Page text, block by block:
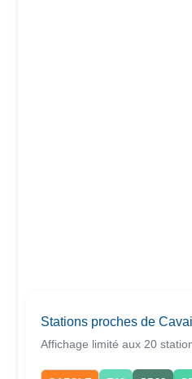
Stations proches de
Affichage limité aux 20